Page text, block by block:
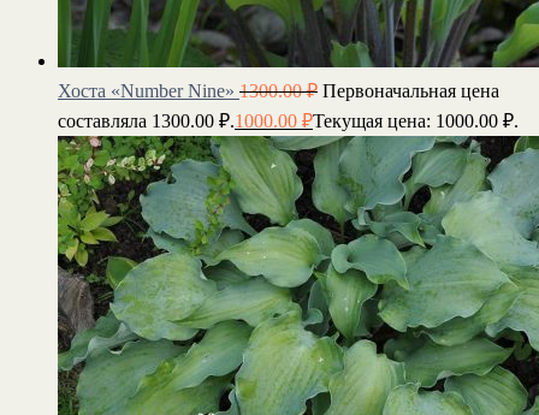
Хоста «Number Nine» 1300.00₽ Первоначальная цена
составляла 1300.00 ₽.1000.00 ₽Текущая цена: 1000.00 ₽.